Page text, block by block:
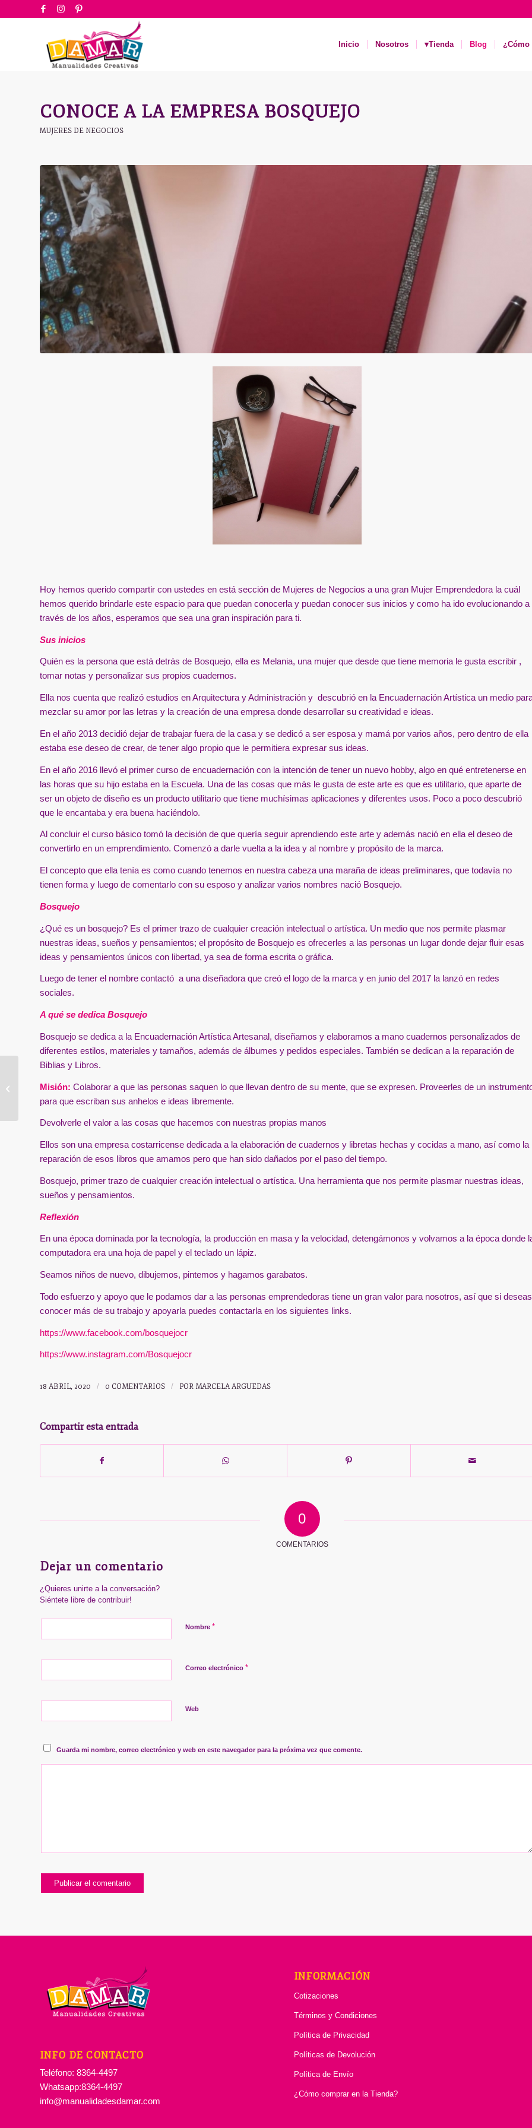
Inicio Nosotros ▾Tienda Blog ¿Cómo
CONOCE A LA EMPRESA BOSQUEJO
MUJERES DE NEGOCIOS
Hoy hemos querido compartir con ustedes en está sección de Mujeres de Negocios a una gran Mujer Emprendedora la cuál
hemos querido brindarle este espacio para que puedan conocerla y puedan conocer sus inicios y como ha ido evolucionando a
través de los años, esperamos que sea una gran inspiración para ti.
Sus inicios
Quién es la persona que está detrás de Bosquejo, ella es Melania, una mujer que desde que tiene memoria le gusta escribir ,
tomar notas y personalizar sus propios cuadernos.
Ella nos cuenta que realizó estudios en Arquitectura y Administración y descubrió en la Encuadernación Artística un medio
mezclar su amor por las letras y la creación de una empresa donde desarrollar su creatividad e ideas.
En el año 2013 decidió dejar de trabajar fuera de la casa y se dedicó a ser esposa y mamá por varios años, pero dentro de ella
estaba ese deseo de crear, de tener algo propio que le permitiera expresar sus ideas.
En el año 2016 llevó el primer curso de encuadernación con la intención de tener un nuevo hobby, algo en qué entretenerse en
las horas que su hijo estaba en la Escuela. Una de las cosas que más le gusta de este arte es que es utilitario, que aparte de
ser un objeto de diseño es un producto utilitario que tiene muchísimas aplicaciones y diferentes usos. Poco a poco descubrió
que le encantaba y era buena haciéndolo.
Al concluir el curso básico tomó la decisión de que quería seguir aprendiendo este arte y además nació en ella el deseo de
convertirlo en un emprendimiento. Comenzó a darle vuelta a la idea y al nombre y propósito de la marca.
El concepto que ella tenía es como cuando tenemos en nuestra cabeza una maraña de ideas preliminares, que todavía no
tienen forma y luego de comentarlo con su esposo y analizar varios nombres nació Bosquejo.
Bosquejo
¿Qué es un bosquejo? Es el primer trazo de cualquier creación intelectual o artística. Un medio que nos permite plasmar
nuestras ideas, sueños y pensamientos; el propósito de Bosquejo es ofrecerles a las personas un lugar donde dejar fluir esas
ideas y pensamientos únicos con libertad, ya sea de forma escrita o gráfica.
Luego de tener el nombre contactó a una diseñadora que creó el logo de la marca y en junio del 2017 la lanzó en redes
sociales.
A qué se dedica Bosquejo
Bosquejo se dedica a la Encuadernación Artística Artesanal, diseñamos y elaboramos a mano cuadernos personalizados de
diferentes estilos, materiales y tamaños, además de álbumes y pedidos especiales. También se dedican a la reparación de
Biblias y Libros.
Misión: Colaborar a que las personas saquen lo que llevan dentro de su mente, que se expresen. Proveerles de un
para que escriban sus anhelos e ideas libremente.
Devolverle el valor a las cosas que hacemos con nuestras propias manos
Ellos son una empresa costarricense dedicada a la elaboración de cuadernos y libretas hechas y cocidas a mano, así como la
reparación de esos libros que amamos pero que han sido dañados por el paso del tiempo.
Bosquejo, primer trazo de cualquier creación intelectual o artística. Una herramienta que nos permite plasmar nuestras ideas,
sueños y pensamientos.
Reflexión
En una época dominada por la tecnología, la producción en masa y la velocidad, detengámonos y volvamos a la época donde
computadora era una hoja de papel y el teclado un lápiz.
Seamos niños de nuevo, dibujemos, pintemos y hagamos garabatos.
Todo esfuerzo y apoyo que le podamos dar a las personas emprendedoras tiene un gran valor para nosotros, así que si deseas
conocer más de su trabajo y apoyarla puedes contactarla en los siguientes links.
https://www.facebook.com/bosquejocr
https://www.instagram.com/Bosquejocr
18 ABRIL, 2020 / 0 COMENTARIOS / POR MARCELA ARGUEDAS
Compartir esta entrada
0
COMENTARIOS
Dejar un comentario
¿Quieres unirte a la conversación?
Siéntete libre de contribuir!
Nombre *
Correo electrónico *
Web
Guarda mi nombre, correo electrónico y web en este navegador para la próxima vez que comente.
INFO DE CONTACTO
Teléfono: 8364-4497
Whatsapp:8364-4497
info@manualidadesdamar.com
INFORMACIÓN
Cotizaciones
Términos y Condiciones
Política de Privacidad
Políticas de Devolución
Política de Envío
¿Cómo comprar en la Tienda?
Tienda online